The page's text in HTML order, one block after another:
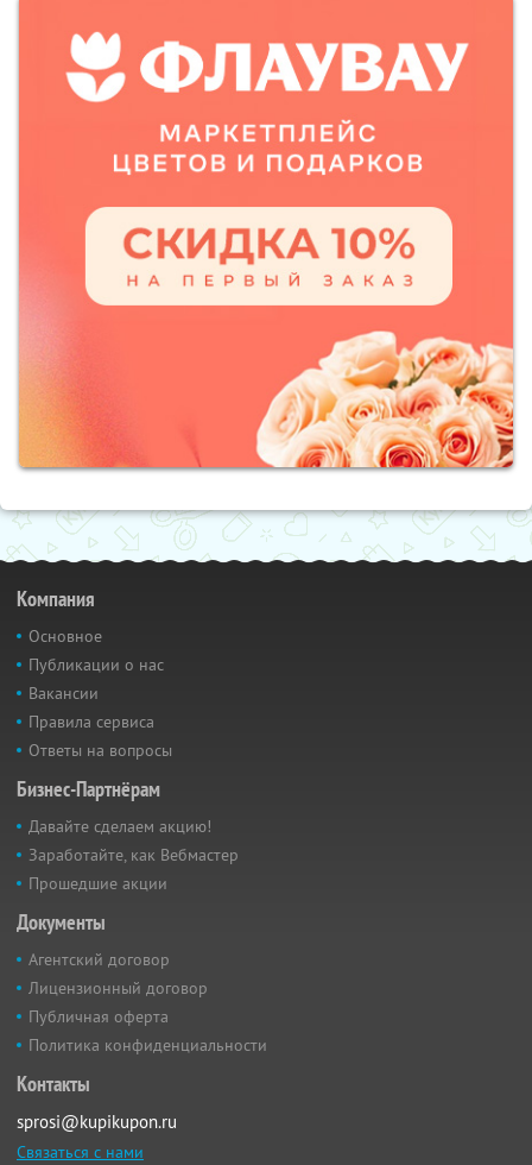
Компания
Основное
Публикации о нас
Вакансии
Правила сервиса
Ответы на вопросы
Бизнес-Партнёрам
Давайте сделаем акцию!
Заработайте, как Вебмастер
Прошедшие акции
Документы
Агентский договор
Лицензионный договор
Публичная оферта
Политика конфиденциальности
Контакты
sprosi@kupikupon.ru
Связаться с нами